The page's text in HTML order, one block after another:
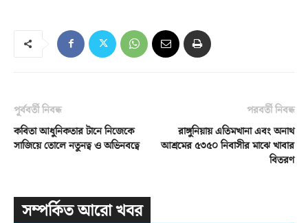
পূর্ববর্তী নিবন্ধ
কবিতা আধুনিকতার টানে নিজেকে
সাজিয়ে তোলে নতুনত্ব ও অভিনবত্বে
পরবর্তী নিবন্ধ
রাঙ্গুনিয়ায় এতিমখানা এবং অনাথ
আশ্রমের ৫৩৫০ নিবাসীর মাঝে খাবার
বিতরণ
সম্পর্কিত আরো খবর